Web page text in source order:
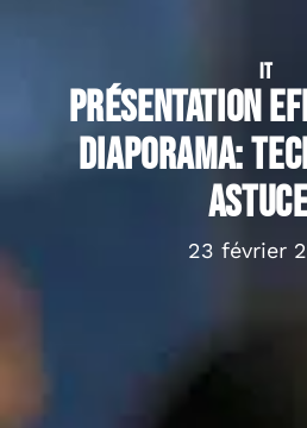
IT
Présentation
diaporama:
23 février